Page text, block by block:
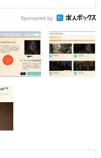
Sponsored by